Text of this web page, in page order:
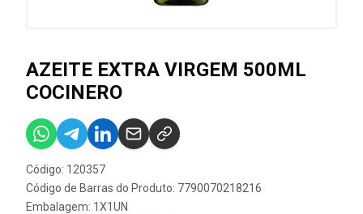
AZEITE EXTRA VIRGEM 500ML
COCINERO
Código: 120357
Código de Barras do Produto: 7790070218216
Embalagem: 1X1UN